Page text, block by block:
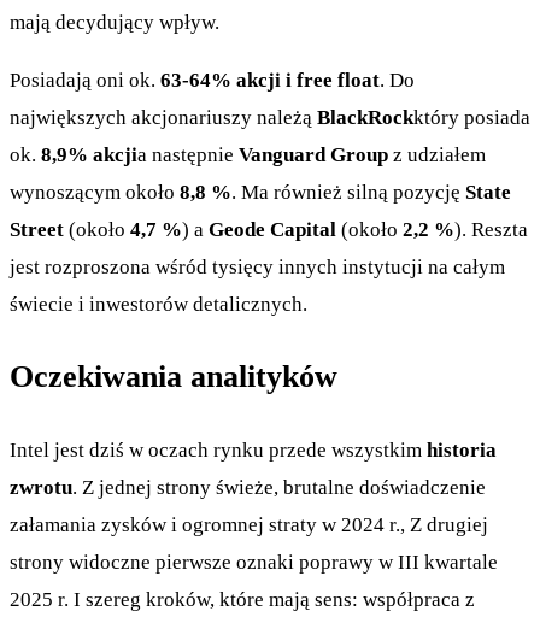
mają decydujący wpływ.
Posiadają oni ok. 63-64% akcji i free float. Do
największych akcjonariuszy należą BlackRockktóry posiada
ok. 8,9% akcjia następnie Vanguard Group z udziałem
wynoszącym około 8,8 %. Ma również silną pozycję State
Street (około 4,7 %) a Geode Capital (około 2,2 %). Reszta
jest rozproszona wśród tysięcy innych instytucji na całym
świecie i inwestorów detalicznych.
Oczekiwania analityków
Intel jest dziś w oczach rynku przede wszystkim historia
zwrotu. Z jednej strony świeże, brutalne doświadczenie
załamania zysków i ogromnej straty w 2024 r., Z drugiej
strony widoczne pierwsze oznaki poprawy w III kwartale
2025 r. I szereg kroków, które mają sens: współpraca z